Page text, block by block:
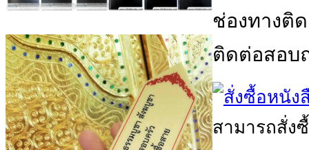
ช่องทางติ
ติดต่อสอบ
สามารถสั่ง